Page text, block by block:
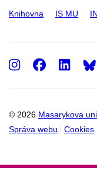
Knihovna IS MU
© 2026 Masarykova
Správa webu
Cookies